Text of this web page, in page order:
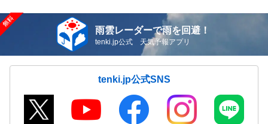
雨雲レーダーで雨を回避！
tenki.jp公式 天気予報アプリ
tenki.jp公式SNS